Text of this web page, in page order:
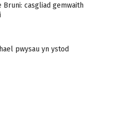
Bruni: casgliad gemwaith
pwysau yn ystod